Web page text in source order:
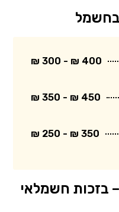
בחשמל
400 ₪ - 300 ₪
450 ₪ - 350 ₪
350 ₪ - 250 ₪
בזכות חשמלאי